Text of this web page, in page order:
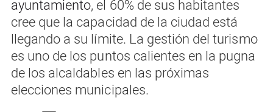
ayuntamiento, el 60% de sus habitantes
cree que la capacidad de la ciudad está
llegando a su límite. La gestión del turismo
es uno de los puntos calientes en la pugna
de los alcaldables en las próximas
elecciones municipales.